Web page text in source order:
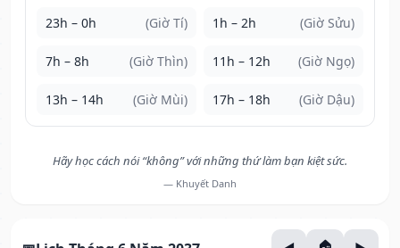
23h – 0h (Giờ Tí) 1h – 2h (Giờ Sửu)
7h – 8h (Giờ Thìn) 11h – 12h (Giờ Ngọ)
13h – 14h (Giờ Mùi) 17h – 18h (Giờ Dậu)
Hãy học cách nói “không” với những thứ làm bạn kiệt sức.
— Khuyết Danh